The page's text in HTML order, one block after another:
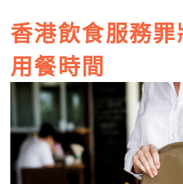
香港飲食服務罪
用餐時間